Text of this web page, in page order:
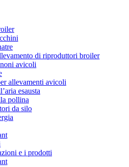
di riproduttori broiler
avicoli
allevamenti avicoli
esausta
pollina
da silo
e i prodotti